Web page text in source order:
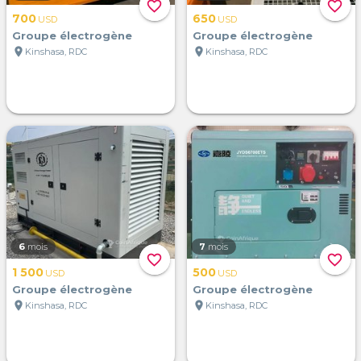
favorite_border
700 USD
Groupe électrogène
location_on Kinshasa, RDC
favorite_border
650 USD
Groupe électrogène
location_on Kinshasa, RDC
favorite_border
6 mois
1 500 USD
Groupe électrogène
location_on Kinshasa, RDC
favorite_border
7 mois
500 USD
Groupe électrogène
location_on Kinshasa, RDC